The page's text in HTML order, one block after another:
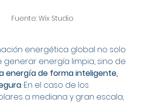
Fuente: Wix Studio
energética global no solo
energía limpia, sino de
energía de forma inteligente,
. En el caso de los
a mediana y gran escala,